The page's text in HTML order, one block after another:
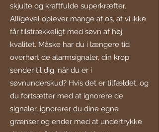
skjulte og kraftfulde superkræfter.
Alligevel oplever mange af os, at vi ikke
får tilstrækkeligt med søvn af høj
kvalitet. Måske har du i længere tid
overhørt de alarmsignaler, din krop
sender til dig, når du er i
søvnunderskud? Hvis det er tilfældet, og
du fortsætter med at ignorere de
signaler, ignorerer du dine egne
grænser og ender med at undertrykke